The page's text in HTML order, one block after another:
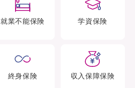
就業不能保険 学資保険
終身保険 収入保障保険